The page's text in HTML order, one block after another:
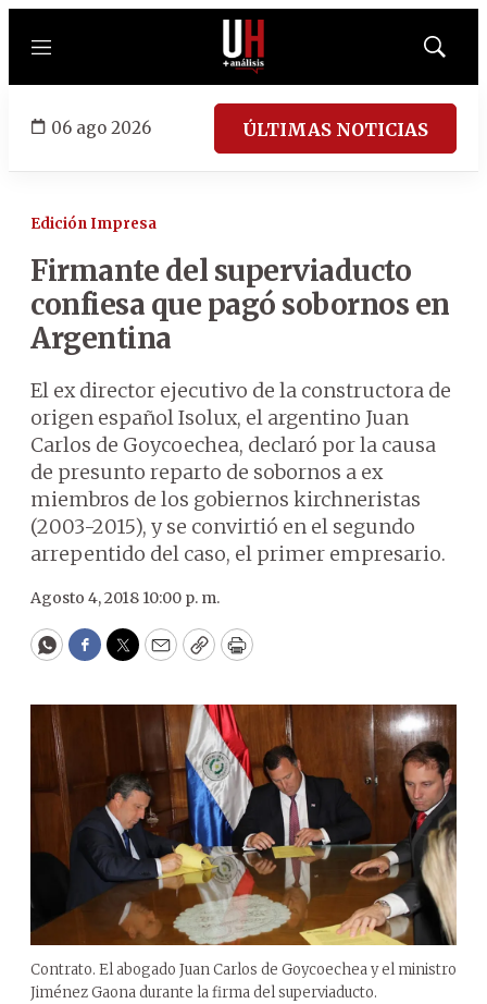
Menú
Mostrar
06 ago 2026 ÚLTIMAS NOTICIAS
Edición Impresa
Firmante del superviaducto
confiesa que pagó sobornos en
Argentina
El ex director ejecutivo de la constructora de
origen español Isolux, el argentino Juan
Carlos de Goycoechea, declaró por la causa
de presunto reparto de sobornos a ex
miembros de los gobiernos kirchneristas
(2003-2015), y se convirtió en el segundo
arrepentido del caso, el primer empresario.
Agosto 4, 2018 10:00 p. m.
WhatsApp
Facebook
Twitter
EmailCopyPrint
Contrato. El abogado Juan Carlos de Goycoechea y el ministro
Jiménez Gaona durante la firma del superviaducto.